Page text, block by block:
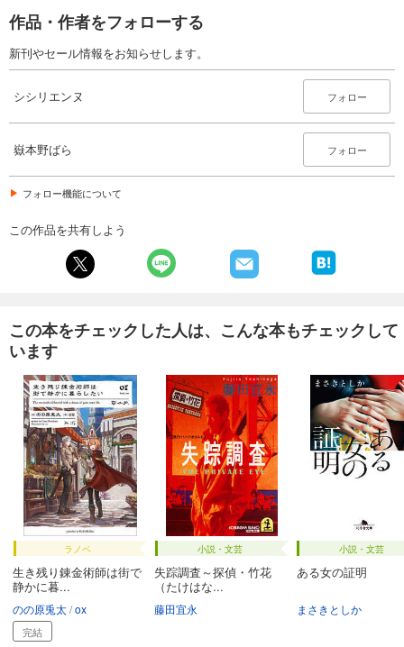
作品・作者をフォローする
新刊やセール情報をお知らせします。
シシリエンヌ フォロー
嶽本野ばら フォロー
フォロー機能について
この作品を共有しよう
この本をチェックした人は、こんな本もチェックして
います
ラノベ
生き残り錬金術師は街で
静かに暮...
のの原兎太 ox
完結
小説・文芸
失踪調査～探偵・竹花
（たけはな...
藤田宜永
小説・文芸
ある女の証明
まさきとしか